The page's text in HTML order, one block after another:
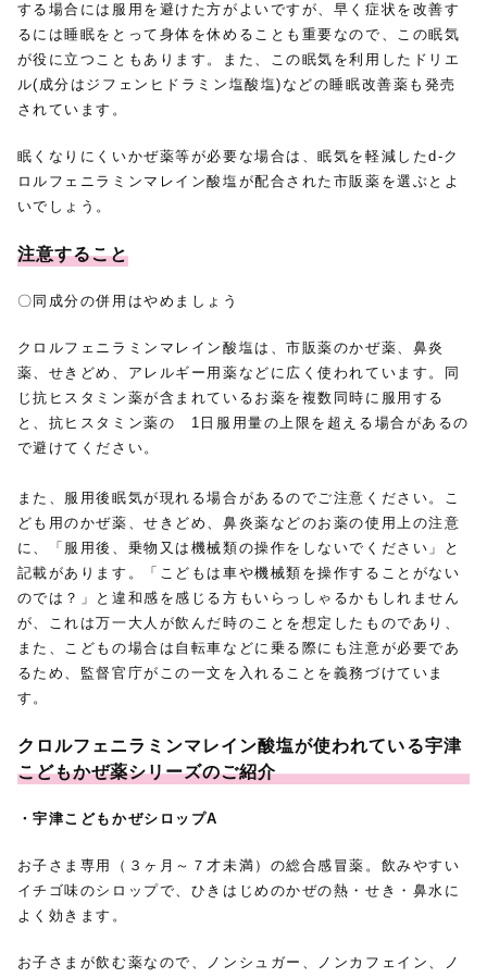
する場合には服用を避けた方がよいですが、早く症状を改善す
るには睡眠をとって身体を休めることも重要なので、この眠気
が役に立つこともあります。また、この眠気を利用したドリエ
ル(成分はジフェンヒドラミン塩酸塩)などの睡眠改善薬も発売
されています。
眠くなりにくいかぜ薬等が必要な場合は、眠気を軽減したd-ク
ロルフェニラミンマレイン酸塩が配合された市販薬を選ぶとよ
いでしょう。
注意すること
〇同成分の併用はやめましょう
クロルフェニラミンマレイン酸塩は、市販薬のかぜ薬、鼻炎
薬、せきどめ、アレルギー用薬などに広く使われています。同
じ抗ヒスタミン薬が含まれているお薬を複数同時に服用する
と、抗ヒスタミン薬の 1日服用量の上限を超える場合があるの
で避けてください。
また、服用後眠気が現れる場合があるのでご注意ください。こ
ども用のかぜ薬、せきどめ、鼻炎薬などのお薬の使用上の注意
に、「服用後、乗物又は機械類の操作をしないでください」と
記載があります。「こどもは車や機械類を操作することがない
のでは？」と違和感を感じる方もいらっしゃるかもしれません
が、これは万一大人が飲んだ時のことを想定したものであり、
また、こどもの場合は自転車などに乗る際にも注意が必要であ
るため、監督官庁がこの一文を入れることを義務づけていま
す。
クロルフェニラミンマレイン酸塩が使われている宇津
こどもかぜ薬シリーズのご紹介
・宇津こどもかぜシロップA
お子さま専用（３ヶ月～７才未満）の総合感冒薬。飲みやすい
イチゴ味のシロップで、ひきはじめのかぜの熱・せき・鼻水に
よく効きます。
お子さまが飲む薬なので、ノンシュガー、ノンカフェイン、ノ